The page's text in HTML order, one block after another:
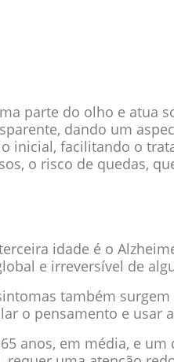
parte do olho e atua
dando um
inicial, facilitando o
o risco de quedas,
idade é o
e irreversível de
também
o pensamento e usar
anos, em média, e